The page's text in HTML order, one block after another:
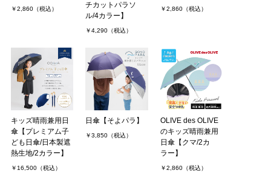
￥2,860（税込）
チカットパラソ
ル/4カラー】
￥4,290（税込）
￥2,860（税込）
キッズ晴雨兼用日
傘【プレミアム子
ども日傘/日本製遮
熱生地/2カラー】
￥16,500（税込）
日傘【そよパラ】
￥3,850（税込）
OLIVE des OLIVE
のキッズ晴雨兼用
日傘【クマ/2カ
ラー】
￥2,860（税込）